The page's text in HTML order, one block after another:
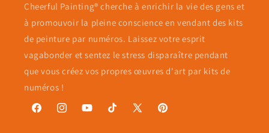
Cheerful Painting® cherche à enrichir la vie des gens et
à promouvoir la pleine conscience en vendant des kits
de peinture par numéros. Laissez votre esprit
vagabonder et sentez le stress disparaître pendant
que vous créez vos propres œuvres d'art par kits de
numéros !
FacebookInstagramYouTubeTikTok
X
Pinterest